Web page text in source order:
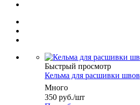
Быстрый просмотр
Кельма для расшивки швов
Много
350 руб./шт